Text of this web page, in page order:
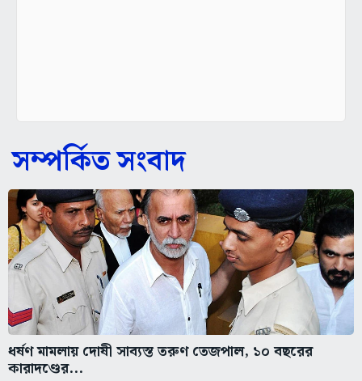
সম্পর্কিত সংবাদ
ধর্ষণ মামলায় দোষী সাব্যস্ত তরুণ তেজপাল, ১০ বছরের
কারাদণ্ডের...